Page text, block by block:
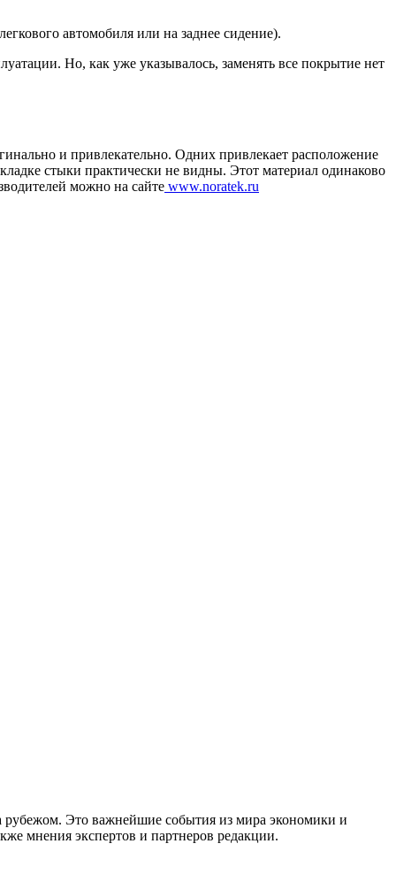
автомобиля или на заднее сидение).
Но, как уже указывалось, заменять все покрытие нет
и привлекательно. Одних привлекает расположение
стыки практически не видны. Этот материал одинаково
можно на сайте www.noratek.ru
рубежом. Это важнейшие события из мира экономики и
мнения экспертов и партнеров редакции.